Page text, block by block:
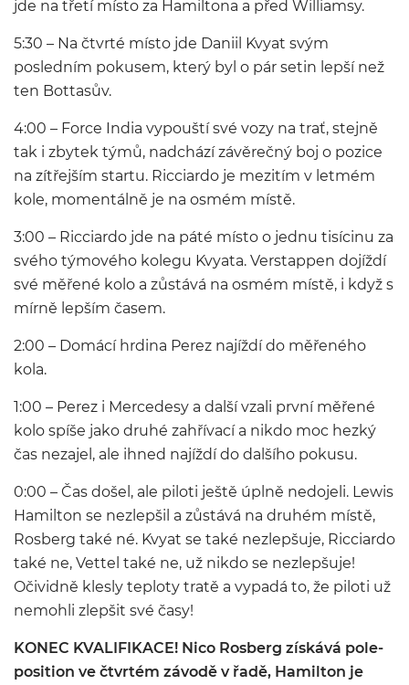
jde na třetí místo za Hamiltona a před Williamsy.
5:30 – Na čtvrté místo jde Daniil Kvyat svým
posledním pokusem, který byl o pár setin lepší než
ten Bottasův.
4:00 – Force India vypouští své vozy na trať, stejně
tak i zbytek týmů, nadchází závěrečný boj o pozice
na zítřejším startu. Ricciardo je mezitím v letmém
kole, momentálně je na osmém místě.
3:00 – Ricciardo jde na páté místo o jednu tisícinu za
svého týmového kolegu Kvyata. Verstappen dojíždí
své měřené kolo a zůstává na osmém místě, i když s
mírně lepším časem.
2:00 – Domácí hrdina Perez najíždí do měřeného
kola.
1:00 – Perez i Mercedesy a další vzali první měřené
kolo spíše jako druhé zahřívací a nikdo moc hezký
čas nezajel, ale ihned najíždí do dalšího pokusu.
0:00 – Čas došel, ale piloti ještě úplně nedojeli. Lewis
Hamilton se nezlepšil a zůstává na druhém místě,
Rosberg také né. Kvyat se také nezlepšuje, Ricciardo
také ne, Vettel také ne, už nikdo se nezlepšuje!
Očividně klesly teploty tratě a vypadá to, že piloti už
nemohli zlepšit své časy!
KONEC KVALIFIKACE! Nico Rosberg získává pole-
position ve čtvrtém závodě v řadě, Hamilton je